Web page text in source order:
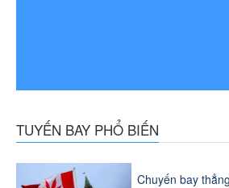
TUYẾN BAY PHỔ BIẾN
Chuyến bay